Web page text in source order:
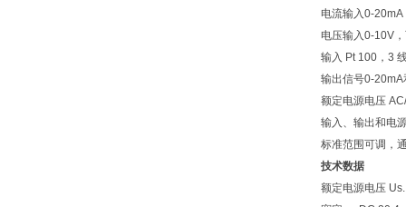
电流输入0-20mA
电压输入0-10V，
输入 Pt 100，3 线
输出信号0-20mA
额定电源电压 AC/
输入、输出和电源
标准范围可调，通
技术数据
额定电源电压